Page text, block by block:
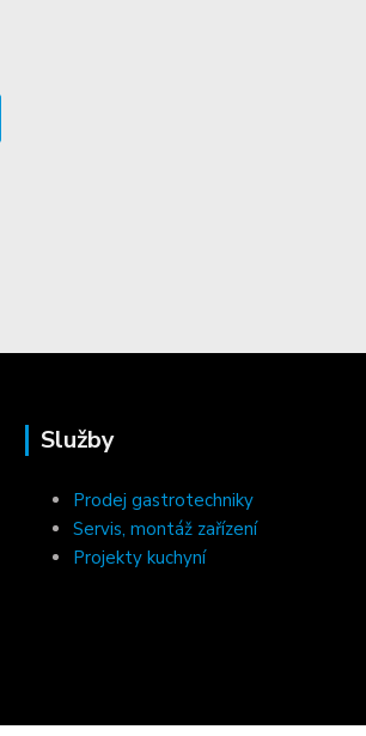
Služby
Prodej gastrotechniky
Servis, montáž zařízení
Projekty kuchyní